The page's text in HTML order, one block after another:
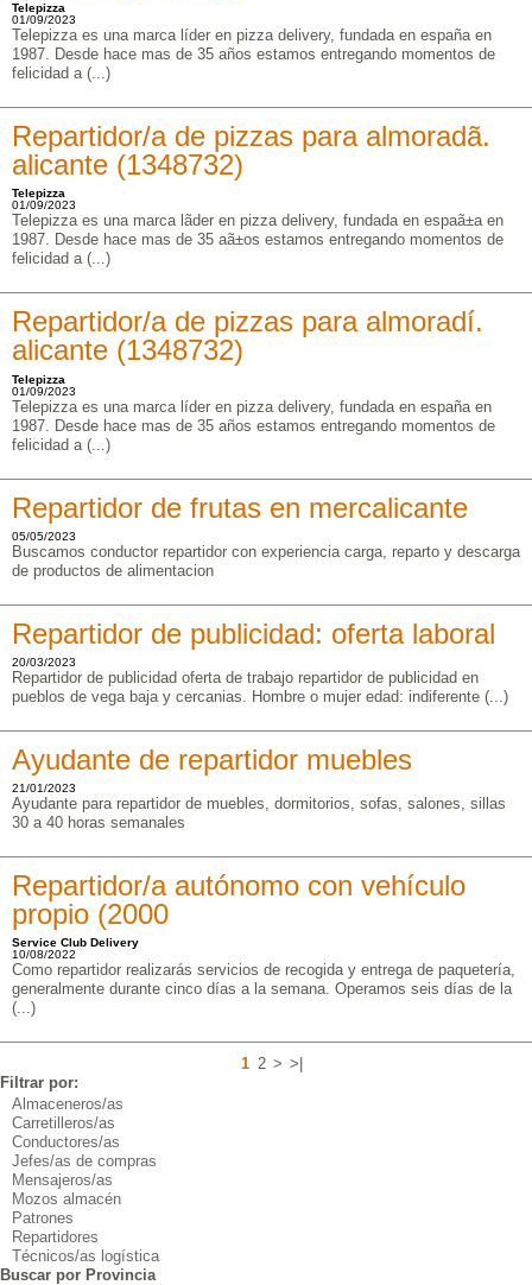
Telepizza
01/09/2023
Telepizza es una marca líder en pizza delivery, fundada en españa en
1987. Desde hace mas de 35 años estamos entregando momentos de
felicidad a (...)
Repartidor/a de pizzas para almoradã­.
alicante (1348732)
Telepizza
01/09/2023
Telepizza es una marca lã­der en pizza delivery, fundada en espaã±a en
1987. Desde hace mas de 35 aã±os estamos entregando momentos de
felicidad a (...)
Repartidor/a de pizzas para almoradí.
alicante (1348732)
Telepizza
01/09/2023
Telepizza es una marca líder en pizza delivery, fundada en españa en
1987. Desde hace mas de 35 años estamos entregando momentos de
felicidad a (...)
Repartidor de frutas en mercalicante
05/05/2023
Buscamos conductor repartidor con experiencia carga, reparto y descarga
de productos de alimentacion
Repartidor de publicidad: oferta laboral
20/03/2023
Repartidor de publicidad oferta de trabajo repartidor de publicidad en
pueblos de vega baja y cercanias. Hombre o mujer edad: indiferente (...)
Ayudante de repartidor muebles
21/01/2023
Ayudante para repartidor de muebles, dormitorios, sofas, salones, sillas
30 a 40 horas semanales
Repartidor/a autónomo con vehículo
propio (2000
Service Club Delivery
10/08/2022
Como repartidor realizarás servicios de recogida y entrega de paquetería,
generalmente durante cinco días a la semana. Operamos seis días de la
(...)
1 2 > >|
Filtrar por:
Almaceneros/as
Carretilleros/as
Conductores/as
Jefes/as de compras
Mensajeros/as
Mozos almacén
Patrones
Repartidores
Técnicos/as logística
Buscar por Provincia